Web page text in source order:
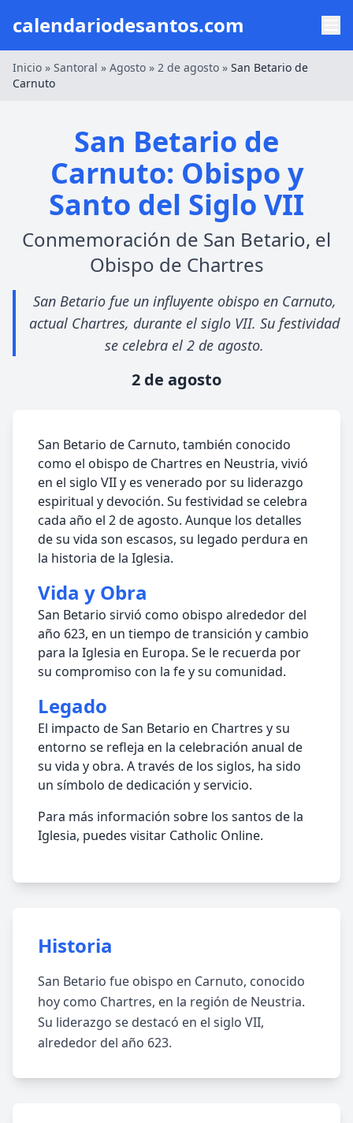
calendariodesantos.com
Inicio » Santoral » Agosto » 2 de agosto » San Betario de
Carnuto
San Betario de
Carnuto: Obispo y
Santo del Siglo VII
Conmemoración de San Betario, el
Obispo de Chartres
San Betario fue un influyente obispo en Carnuto,
actual Chartres, durante el siglo VII. Su festividad
se celebra el 2 de agosto.
2 de agosto
San Betario de Carnuto, también conocido
como el obispo de Chartres en Neustria, vivió
en el siglo VII y es venerado por su liderazgo
espiritual y devoción. Su festividad se celebra
cada año el 2 de agosto. Aunque los detalles
de su vida son escasos, su legado perdura en
la historia de la Iglesia.
Vida y Obra
San Betario sirvió como obispo alrededor del
año 623, en un tiempo de transición y cambio
para la Iglesia en Europa. Se le recuerda por
su compromiso con la fe y su comunidad.
Legado
El impacto de San Betario en Chartres y su
entorno se refleja en la celebración anual de
su vida y obra. A través de los siglos, ha sido
un símbolo de dedicación y servicio.
Para más información sobre los santos de la
Iglesia, puedes visitar Catholic Online.
Historia
San Betario fue obispo en Carnuto, conocido
hoy como Chartres, en la región de Neustria.
Su liderazgo se destacó en el siglo VII,
alrededor del año 623.